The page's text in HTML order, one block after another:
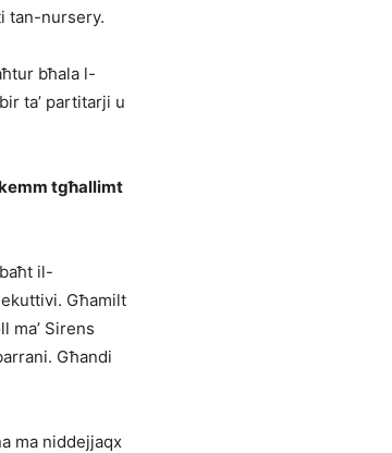
tan-nursery.
bħala l-
ta’ partitarji u
tgħallimt
il-
Għamilt
ma’ Sirens
Għandi
ma niddejjaqx